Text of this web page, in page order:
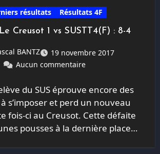
résultats Résultats 4F
Creusot 1 vs SUSTT4(F) : 8-4
BANTZ
19 novembre 2017
Aucun commentaire
du SUS éprouve encore des
s’imposer et perd un nouveau
fois-ci au Creusot. Cette défaite
pousses à la dernière place…